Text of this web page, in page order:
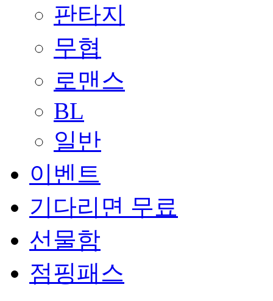
판타지
무협
로맨스
BL
일반
이벤트
기다리면 무료
선물함
점핑패스